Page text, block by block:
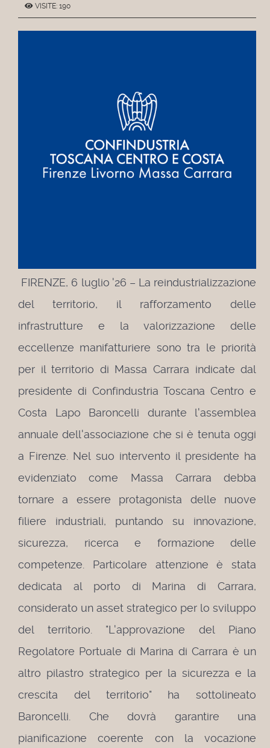
VISITE: 190
FIRENZE, 6 luglio '26 – La reindustrializzazione
del territorio, il rafforzamento delle
infrastrutture e la valorizzazione delle
eccellenze manifatturiere sono tra le priorità
per il territorio di Massa Carrara indicate dal
presidente di Confindustria Toscana Centro e
Costa Lapo Baroncelli durante l'assemblea
annuale dell'associazione che si è tenuta oggi
a Firenze. Nel suo intervento il presidente ha
evidenziato come Massa Carrara debba
tornare a essere protagonista delle nuove
filiere industriali, puntando su innovazione,
sicurezza, ricerca e formazione delle
competenze. Particolare attenzione è stata
dedicata al porto di Marina di Carrara,
considerato un asset strategico per lo sviluppo
del territorio. "L'approvazione del Piano
Regolatore Portuale di Marina di Carrara è un
altro pilastro strategico per la sicurezza e la
crescita del territorio" ha sottolineato
Baroncelli. Che dovrà garantire una
pianificazione coerente con la vocazione